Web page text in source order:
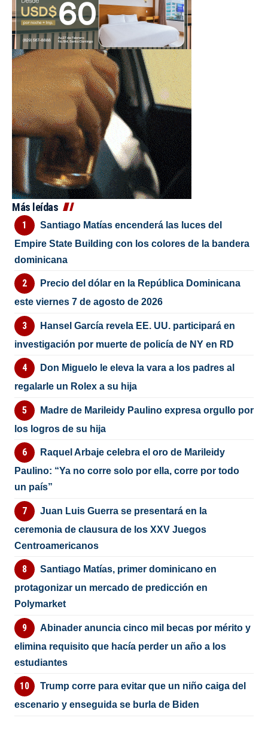
Más leídas
Santiago Matías encenderá las luces del
Empire State Building con los colores de la bandera
dominicana
Precio del dólar en la República Dominicana
este viernes 7 de agosto de 2026
Hansel García revela EE. UU. participará en
investigación por muerte de policía de NY en RD
Don Miguelo le eleva la vara a los padres al
regalarle un Rolex a su hija
Madre de Marileidy Paulino expresa orgullo por
los logros de su hija
Raquel Arbaje celebra el oro de Marileidy
Paulino: “Ya no corre solo por ella, corre por todo
un país”
Juan Luis Guerra se presentará en la
ceremonia de clausura de los XXV Juegos
Centroamericanos
Santiago Matías, primer dominicano en
protagonizar un mercado de predicción en
Polymarket
Abinader anuncia cinco mil becas por mérito y
elimina requisito que hacía perder un año a los
estudiantes
Trump corre para evitar que un niño caiga del
escenario y enseguida se burla de Biden